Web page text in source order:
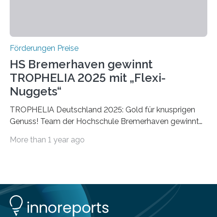
Förderungen Preise
HS Bremerhaven gewinnt
TROPHELIA 2025 mit „Flexi-
Nuggets“
TROPHELIA Deutschland 2025: Gold für knusprigen
Genuss! Team der Hochschule Bremerhaven gewinnt
ECOTROPHELIAMit der Produktidee “Flexi-Nuggets”
Studierende der Lebensmittelwissenschaften und
wurde zum 16. Mal durch den Forschungskreis der
Ernährungsindustrie e. V. (FEI) ausgerichtet. “Flexi-
More than 1 year ago